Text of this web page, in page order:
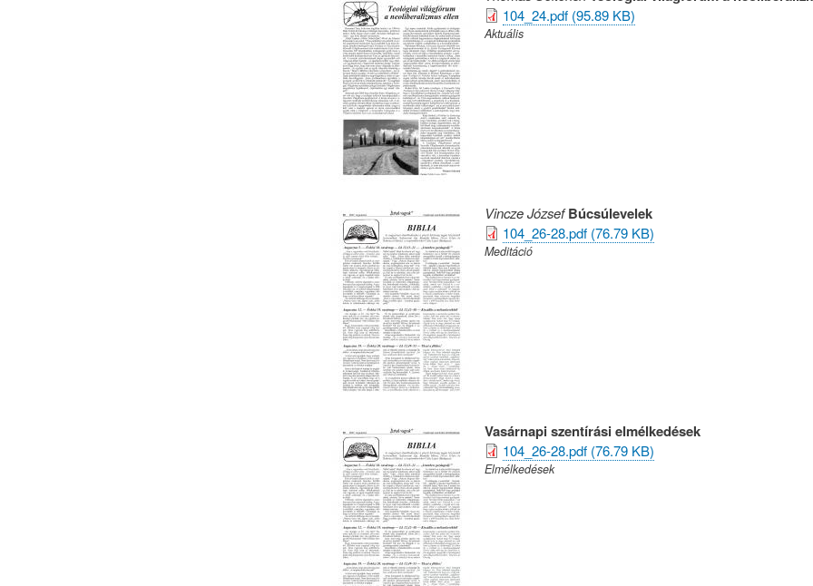
104_24.pdf (95.89 KB)
Aktuális
Vincze József Búcsúlevelek
104_26-28.pdf (76.79 KB)
Meditáció
Vasárnapi szentírási elmélkedések
104_26-28.pdf (76.79 KB)
Elmélkedések